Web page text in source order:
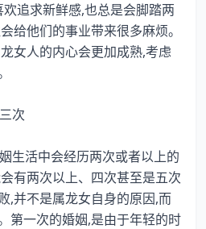
追求新鲜感,也总是会脚踏两
给他们的事业带来很多麻烦。
女人的内心会更加成熟,考虑
次
生活中会经历两次或者以上的
有两次以上、四次甚至是五次
,并不是属龙女自身的原因,而
第一次的婚姻,是由于年轻的时